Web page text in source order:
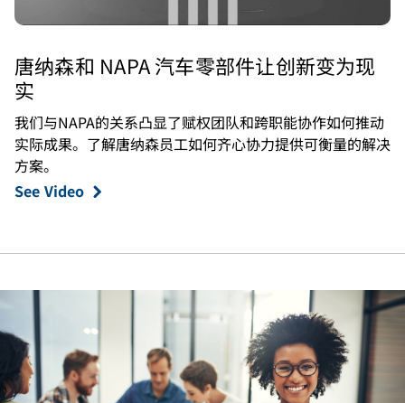
唐纳森和 NAPA 汽车零部件让创新变为现
实
我们与NAPA的关系凸显了赋权团队和跨职能协作如何推动
实际成果。了解唐纳森员工如何齐心协力提供可衡量的解决
方案。
See Video